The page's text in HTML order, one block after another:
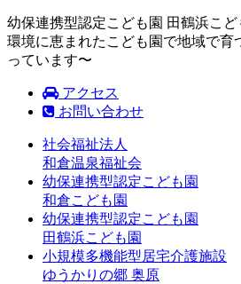
幼保連携型認定こども園 田鶴浜こ
環境に恵まれたこども園で地域で育
っています〜
アクセス
お問い合わせ
社会福祉法人
和倉温泉福祉会
幼保連携型認定こども園
和倉こども園
幼保連携型認定こども園
田鶴浜こども園
小規模多機能型居宅介護施設
ゆうかりの郷 奥原